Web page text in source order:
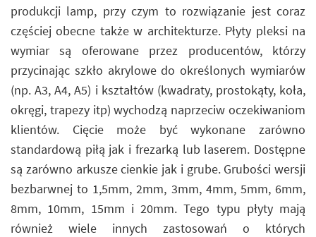
produkcji lamp, przy czym to rozwiązanie jest coraz
częściej obecne także w architekturze. Płyty pleksi na
wymiar są oferowane przez producentów, którzy
przycinając szkło akrylowe do określonych wymiarów
(np. A3, A4, A5) i kształtów (kwadraty, prostokąty, koła,
okręgi, trapezy itp) wychodzą naprzeciw oczekiwaniom
klientów. Cięcie może być wykonane zarówno
standardową piłą jak i frezarką lub laserem. Dostępne
są zarówno arkusze cienkie jak i grube. Grubości wersji
bezbarwnej to 1,5mm, 2mm, 3mm, 4mm, 5mm, 6mm,
8mm, 10mm, 15mm i 20mm. Tego typu płyty mają
również wiele innych zastosowań o których